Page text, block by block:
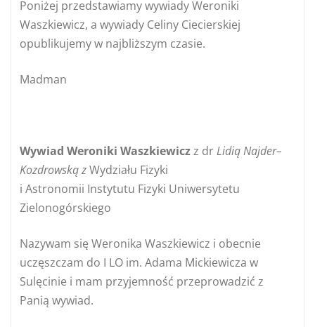
Poniżej przedstawiamy wywiady Weroniki
Waszkiewicz, a wywiady Celiny Ciecierskiej
opublikujemy w najbliższym czasie.
Madman
Wywiad Weroniki Waszkiewiczz drLidią Najder–
Kozdrowską zWydziału Fizyki
i Astronomii Instytutu Fizyki Uniwersytetu
Zielonogórskiego
Nazywam się Weronika Waszkiewicz i obecnie
uczęszczam do I LO im. Adama Mickiewicza w
Sulęcinie i mam przyjemność przeprowadzić z
Panią wywiad.